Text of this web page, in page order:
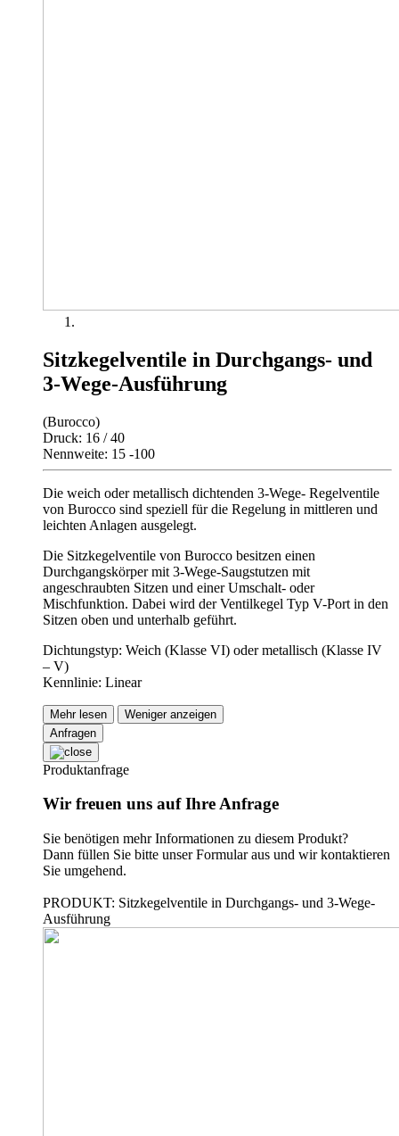
Sitzkegelventile in Durchgangs- und
3-Wege-Ausführung
(Burocco)
Druck: 16 / 40
Nennweite: 15 -100
Die weich oder metallisch dichtenden 3-Wege- Regelventile
von Burocco sind speziell für die Regelung in mittleren und
leichten Anlagen ausgelegt.
Die Sitzkegelventile von Burocco besitzen einen
Durchgangskörper mit 3-Wege-Saugstutzen mit
angeschraubten Sitzen und einer Umschalt- oder
Mischfunktion. Dabei wird der Ventilkegel Typ V-Port in den
Sitzen oben und unterhalb geführt.
Dichtungstyp: Weich (Klasse VI) oder metallisch (Klasse IV
– V)
Kennlinie: Linear
Mehr lesen
Weniger anzeigen
Anfragen
Produktanfrage
Wir freuen uns auf Ihre Anfrage
Sie benötigen mehr Informationen zu diesem Produkt?
Dann füllen Sie bitte unser Formular aus und wir kontaktieren
Sie umgehend.
PRODUKT: Sitzkegelventile in Durchgangs- und 3-Wege-
Ausführung